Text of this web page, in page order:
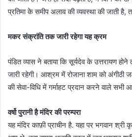
प्रतिमा के समीप अलाव की व्यवस्था की जाती है,
मकर संक्रांति तक जारी रहेगा यह क्रम
पंडित व्यास ने बताया कि सूर्यदेव के उत्तरायण
जारी रहेगी। आश्रम में रोजाना शाम को अंगीठी
की सेवा-विधि में गर्माहट प्रदान करने वाले सभी
वर्षो पुरानी है मंदिर की परम्परा
यह मंदिर काफ़ी प्राचीन है. यहा पर भगवान श्री